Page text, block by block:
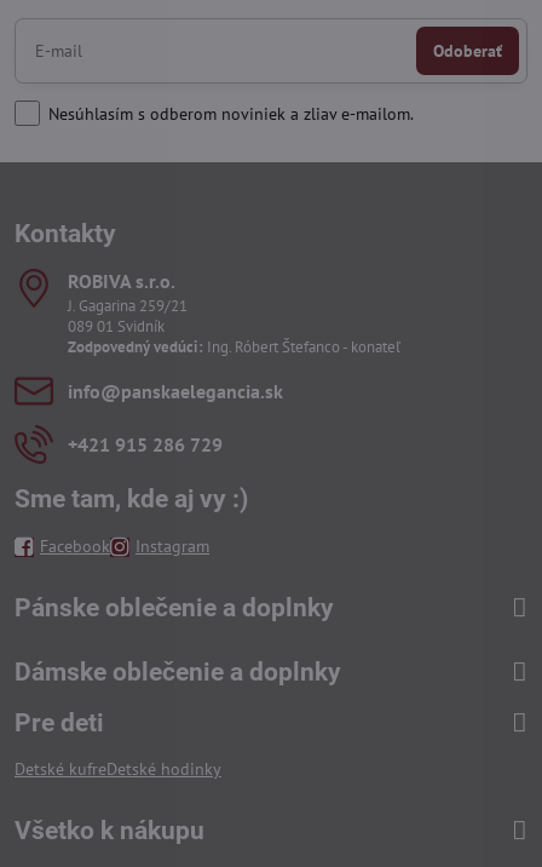
Odoberať
Nesúhlasím s odberom noviniek a zliav e-mailom.
Kontakty
ROBIVA s​.r​.o​.
J. Gagarina 259/21
089 01 Svidník
Zodpovedný vedúci: Ing. Róbert Štefanco - konateľ
info​@panskaelegancia​.sk
+421 915 286 729
Sme tam, kde aj vy :)
Facebook Instagram
Pánske oblečenie a doplnky
Dámske oblečenie a doplnky
Pre deti
Detské kufreDetské hodinky
Všetko k nákupu